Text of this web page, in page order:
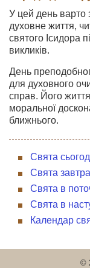
У цей день варто
духовне життя,
святого Ісидора
викликів.
День
для духовного
справ. Його
моральної
ближнього.
Свята
Свята завтра
Свята в
Свята в
Календар
©